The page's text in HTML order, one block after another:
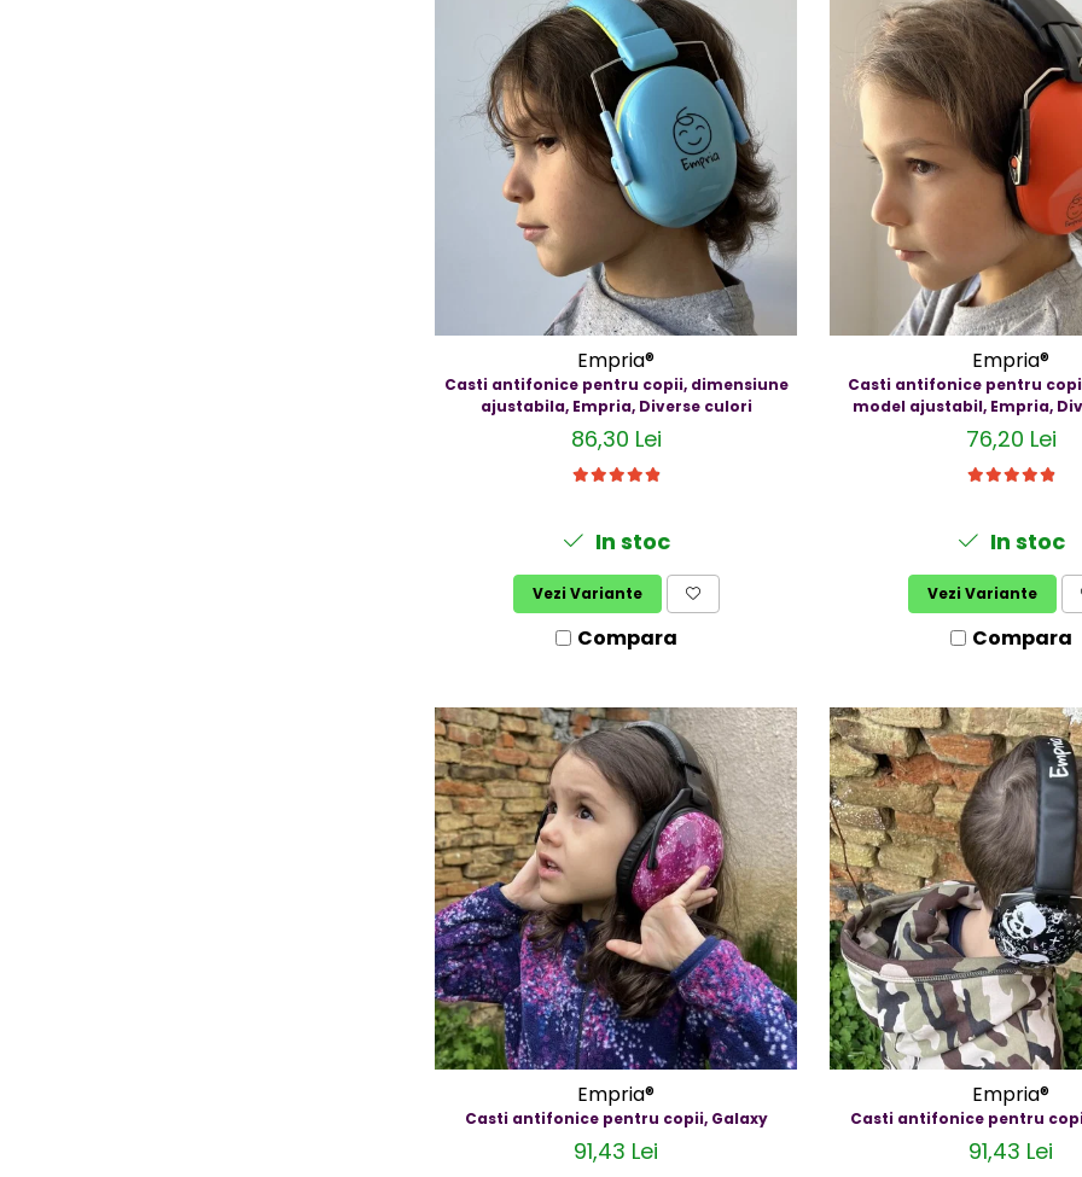
Empria®
Casti antifonice pentru copii, dimensiune
ajustabila, Empria, Diverse culori
86,30 Lei
In stoc
Vezi Variante
Compara
Empria®
Casti antifonice pentru
model ajustabil, Empria,
76,20 Lei
In stoc
Vezi Variante
Compara
Empria®
Casti antifonice pentru copii, Galaxy
91,43 Lei
Empria®
Casti antifonice pentru
91,43 Lei